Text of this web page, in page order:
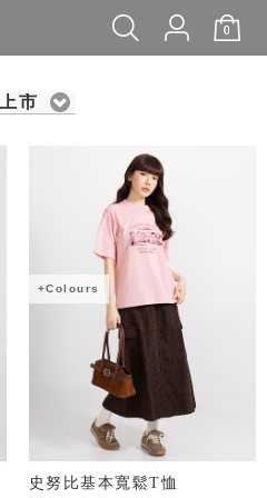
0
KIDS BABY
市
+Colours
史努比基本寬鬆T恤